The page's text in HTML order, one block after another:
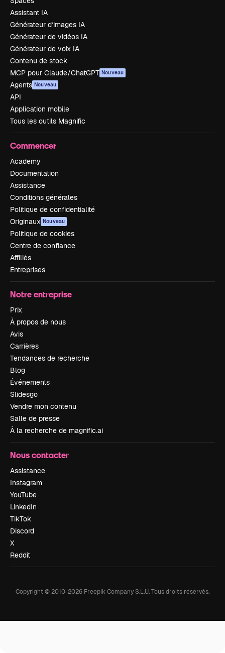
Assistant IA
Générateur d’images IA
Générateur de vidéos IA
Générateur de voix IA
Contenu de stock
MCP pour Claude/ChatGPT Nouveau
Agents Nouveau
API
Application mobile
Tous les outils Magnific
Commencer
Academy
Documentation
Assistance
Conditions générales
Politique de confidentialité
Originaux Nouveau
Politique de cookies
Centre de confiance
Affiliés
Entreprises
Notre entreprise
Prix
À propos de nous
Avis
Carrières
Tendances de recherche
Blog
Événements
Slidesgo
Vendre mon contenu
Salle de presse
À la recherche de magnific.ai
Nous contacter
Assistance
Instagram
YouTube
LinkedIn
TikTok
Discord
X
Reddit
Copyright © 2010-2026 Freepik Company S.L.U.Tous droits réservés.